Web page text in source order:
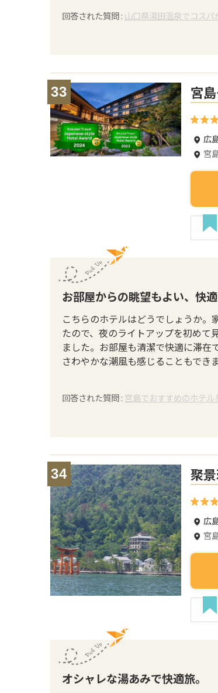
回答された質問 : 山口県湯田温泉でコス
33 宮
広
宮
お部屋からの眺望もよい、快
こちらのホテルはどうでしょうか
たので、夜のライトアップを初めて
ました。お部屋も清潔で快適に滞
さわやかな潮風も感じることもでき
回答された質問 : 宮島でおすすめのホテル
34 聚
広
宮
オシャレな湯あみで快適旅。